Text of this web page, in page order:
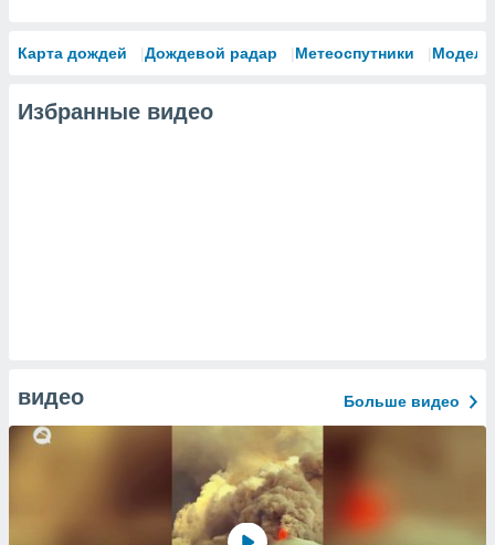
Карта дождей Дождевой радар Метеоспутники Модели
Избранные видео
видео Больше видео